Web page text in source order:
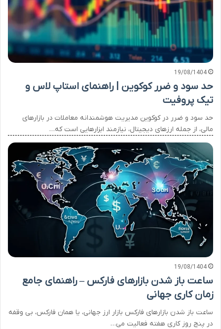
19/08/1404
حد سود و ضرر کوکوین | راهنمای استاپ لاس و
تیک پروفیت
حد سود و ضرر در کوکوین مدیریت هوشمندانه معاملات در بازارهای
مالی، از جمله ارزهای دیجیتال، نیازمند ابزارهایی است که…
19/08/1404
ساعت باز شدن بازارهای فارکس – راهنمای جامع
زمان کاری جهانی
ساعت باز شدن بازارهای فارکس بازار ارز جهانی، یا همان فارکس، بی وقفه
در پنج روز کاری هفته فعالیت می…